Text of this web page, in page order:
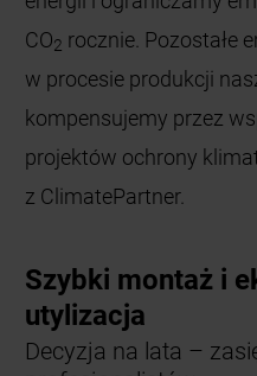
projektów ochrony
z ClimatePartner.
Szybki montaż i
utylizacja
Decyzja na lata –